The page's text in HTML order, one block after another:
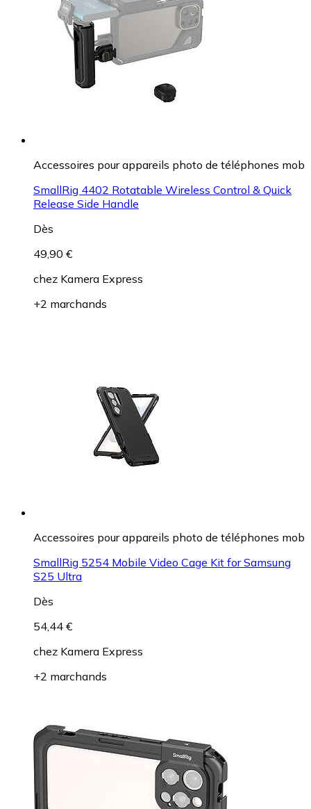
Accessoires pour appareils photo de téléphones mob
SmallRig 4402 Rotatable Wireless Control & Quick
Release Side Handle
Dès
49,90 €
chez Kamera Express
+2 marchands
Accessoires pour appareils photo de téléphones mob
SmallRig 5254 Mobile Video Cage Kit for Samsung
S25 Ultra
Dès
54,44 €
chez Kamera Express
+2 marchands